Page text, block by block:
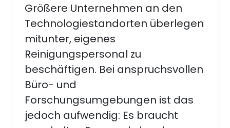
Größere Unternehmen an den
Technologiestandorten überlegen
mitunter, eigenes
Reinigungspersonal zu
beschäftigen. Bei anspruchsvollen
Büro- und
Forschungsumgebungen ist das
jedoch aufwendig: Es braucht